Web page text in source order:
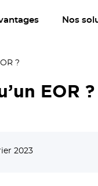
Nos
?
EOR ?
2023